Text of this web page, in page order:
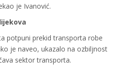
je Ivanović.
potpuni prekid transporta robe
je naveo, ukazalo na ozbiljnost
sektor transporta.